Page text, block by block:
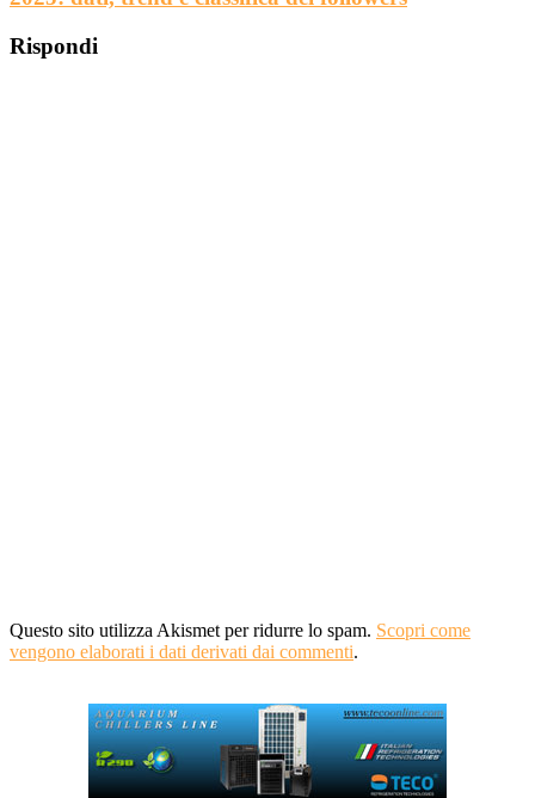
Rispondi
Questo sito utilizza Akismet per ridurre lo spam. Scopri come
vengono elaborati i dati derivati dai commenti.